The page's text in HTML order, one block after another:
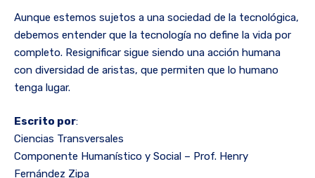
Aunque estemos sujetos a una sociedad de la tecnológica,
debemos entender que la tecnología no define la vida por
completo. Resignificar sigue siendo una acción humana
con diversidad de aristas, que permiten que lo humano
tenga lugar.
Escrito por:
Ciencias Transversales
Componente Humanístico y Social – Prof. Henry
Fernández Zipa